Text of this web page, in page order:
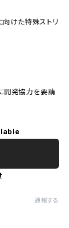
向けた特殊ストリ
開発協力を要請
通報する